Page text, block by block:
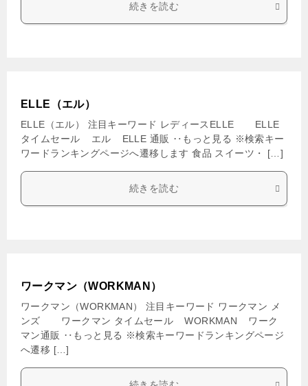
続きを読む
ELLE（エル）
ELLE（エル） 注目キーワード レディースELLE ELLE
タイムセール エル ELLE 通販 ‥もっと見る ※検索キー
ワードランキングページへ遷移します 食品 スイーツ・ […]
続きを読む
ワークマン（WORKMAN）
ワークマン（WORKMAN） 注目キーワード ワークマン メ
ンズ ワークマン タイムセール WORKMAN ワーク
マン通販 ‥もっと見る ※検索キーワードランキングページ
へ遷移 […]